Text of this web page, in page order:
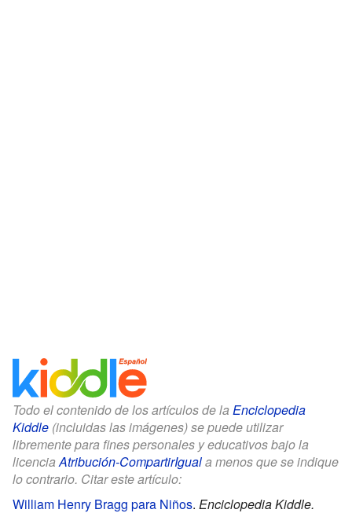
Todo el contenido de los artículos de la Enciclopedia
Kiddle (incluidas las imágenes) se puede utilizar
libremente para fines personales y educativos bajo la
licenciaAtribución-CompartirIguala menos que se indique
lo contrario. Citar este artículo:
William Henry Bragg para Niños. Enciclopedia Kiddle.